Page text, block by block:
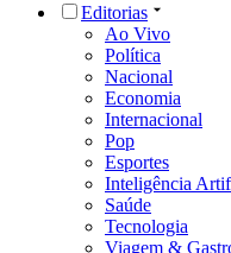
Editorias
Ao Vivo
Política
Nacional
Economia
Internacional
Pop
Esportes
Inteligência
Saúde
Tecnologia
Viagem &